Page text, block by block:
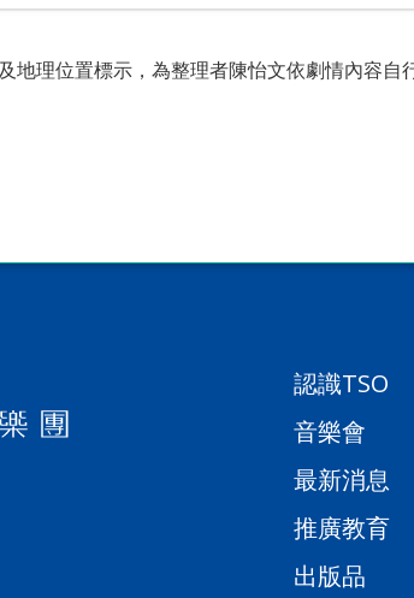
地理位置標示，為整理者陳怡文依劇情內容自
認識TSO
音樂會
最新消息
推廣教育
出版品